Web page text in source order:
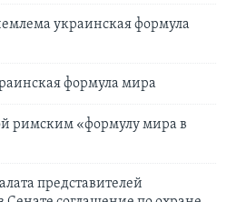
украинская формула
формула мира
римским «формулу мира в
представителей